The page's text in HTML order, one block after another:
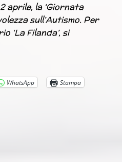
aprile, la ‘Giornata
sull’Autismo. Per
‘La Filanda’, si
WhatsApp Stampa